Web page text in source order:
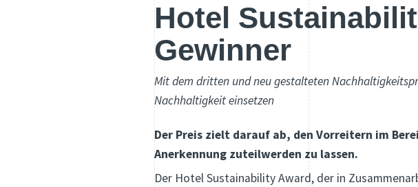
Hotel
Gewinner
Mit dem dritten und neu gestalteten
Nachhaltigkeit einsetzen
Der Preis zielt darauf ab, den Vorreitern im
Anerkennung zuteilwerden zu lassen.
Der Hotel Sustainability Award, der in